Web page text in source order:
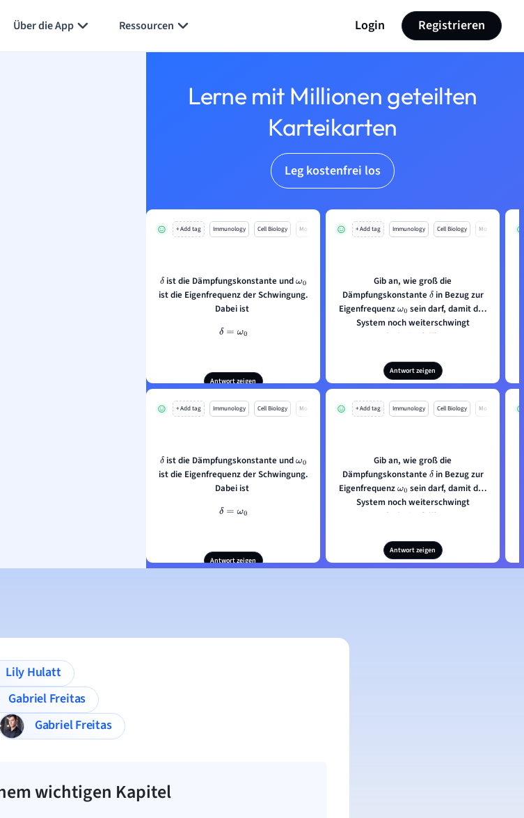
Über die App Ressourcen Login Registrieren
Lerne mit Millionen geteilten
Karteikarten
Leg kostenfrei los
+ Add tag Immunology Cell Biology Mo
δist die Dämpfungskonstante undω0
ist die Eigenfrequenz der Schwingung.
Dabei ist
δ=ω0
Antwort zeigen
+ Add tag Immunology Cell Biology Mo
Gib an, wie groß die
Dämpfungskonstante δin Bezug zur
Eigenfrequenzω0 sein darf, damit das
System noch weiterschwingt
(Schwingfall).
Antwort zeigen
+ Add tag Immunology Cell Biology Mo
δist die Dämpfungskonstante undω0
ist die Eigenfrequenz der Schwingung.
Dabei ist
δ=ω0
Antwort zeigen
+ Add tag Immunology Cell Biology Mo
Gib an, wie groß die
Dämpfungskonstante δin Bezug zur
Eigenfrequenzω0 sein darf, damit das
System noch weiterschwingt
(Schwingfall).
Antwort zeigen
Lily Hulatt
Gabriel Freitas
Gabriel Freitas
wichtigen Kapitel